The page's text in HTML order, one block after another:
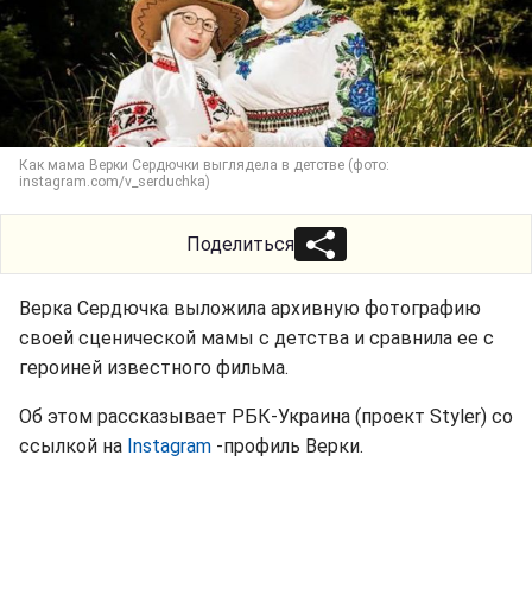
Как мама Верки Сердючки выглядела в детстве (фото:
instagram.com/v_serduchka)
Поделиться
Верка Сердючка выложила архивную фотографию
своей сценической мамы с детства и сравнила ее с
героиней известного фильма.
Об этом рассказывает РБК-Украина (проект Styler) со
ссылкой на Instagram -профиль Верки.